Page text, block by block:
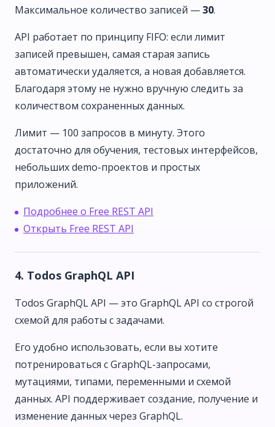
Максимальное количество записей —30.
API работает по принципу FIFO: если лимит
записей превышен, самая старая запись
автоматически удаляется, а новая добавляется.
Благодаря этому не нужно вручную следить за
количеством сохраненных данных.
Лимит — 100 запросов в минуту. Этого
достаточно для обучения, тестовых интерфейсов,
небольших demo-проектов и простых
приложений.
Подробнее о Free REST API
Открыть Free REST API
4. Todos GraphQL API
Todos GraphQL API — это GraphQL API со строгой
схемой для работы с задачами.
Его удобно использовать, если вы хотите
потренироваться с GraphQL-запросами,
мутациями, типами, переменными и схемой
данных. API поддерживает создание, получение и
изменение данных через GraphQL.